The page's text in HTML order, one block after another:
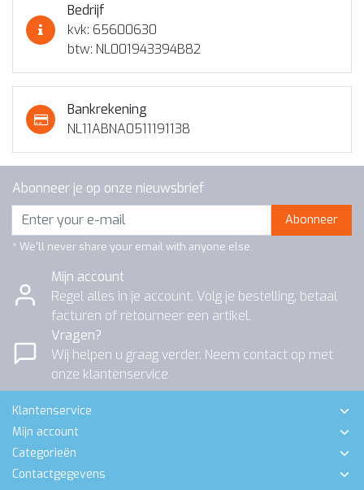
Bedrijf
kvk: 65600630
btw: NL001943394B82
Bankrekening
NL11ABNA0511191138
Abonneer je op onze nieuwsbrief
Abonneer
* We'll never share your email with anyone else.
Mijn account
Regel alles in je account. Volg je bestelling, betaal
facturen of retourneer een artikel.
Vragen?
Wij helpen u graag verder. Neem contact op met
onze klantenservice
Klantenservice
Mijn account
Categorieën
Contactgegevens